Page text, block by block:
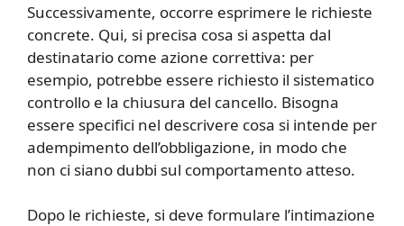
Successivamente, occorre esprimere le richieste
concrete. Qui, si precisa cosa si aspetta dal
destinatario come azione correttiva: per
esempio, potrebbe essere richiesto il sistematico
controllo e la chiusura del cancello. Bisogna
essere specifici nel descrivere cosa si intende per
adempimento dell’obbligazione, in modo che
non ci siano dubbi sul comportamento atteso.
Dopo le richieste, si deve formulare l’intimazione